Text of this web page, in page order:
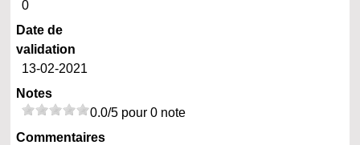
0
Date de
validation
13-02-2021
Notes
0.0/5 pour 0 note
Commentaires